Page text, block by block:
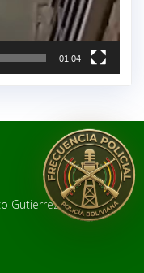
01:04
Gutierrez # 2541